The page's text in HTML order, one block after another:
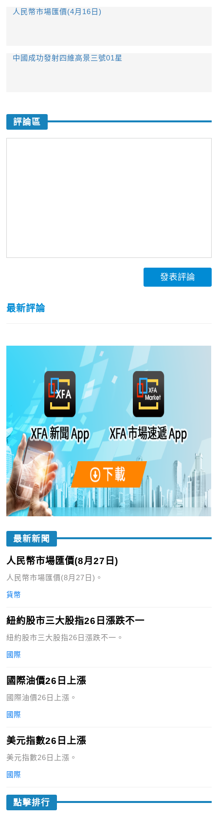
人民幣市場匯價(4月16日)
中國成功發射四維高景三號01星
評論區
發表評論
最新評論
最新新聞
人民幣市場匯價(8月27日)
人民幣市場匯價(8月27日)。
貨幣
紐約股市三大股指26日漲跌不一
紐約股市三大股指26日漲跌不一。
國際
國際油價26日上漲
國際油價26日上漲。
國際
美元指數26日上漲
美元指數26日上漲。
國際
點擊排行